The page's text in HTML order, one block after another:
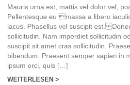
Mauris urna est, mattis vel dolor vel,
Pellentesque eu massa a libero
lacus. Phasellus vel suscipit
sollicitudin. Nam imperdiet sollicitudin
suscipit sit amet сras sollicitudin.
bibendum. Praesent semper sapien in
ipsum orci, quis […]
WEITERLESEN >